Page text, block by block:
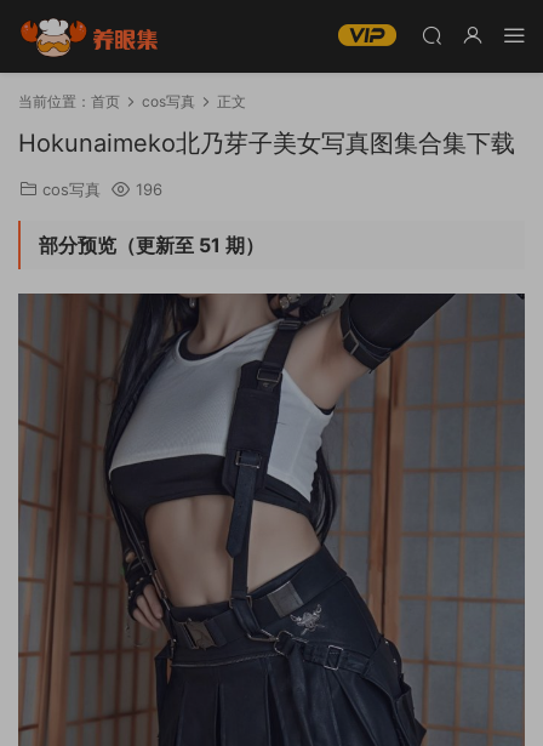
当前位置： 首页 cos写真 正文
Hokunaimeko北乃芽子美女写真图集合集下载
cos写真 196
部分预览（更新至 51 期）